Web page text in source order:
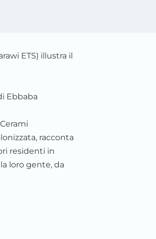
ETS) illustra il
Ebbaba
racconta
residenti in
loro gente, da